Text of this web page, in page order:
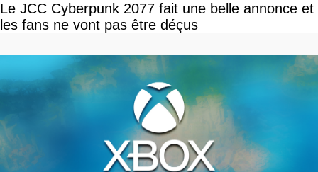
Le JCC Cyberpunk 2077 fait une belle annonce et
les fans ne vont pas être déçus